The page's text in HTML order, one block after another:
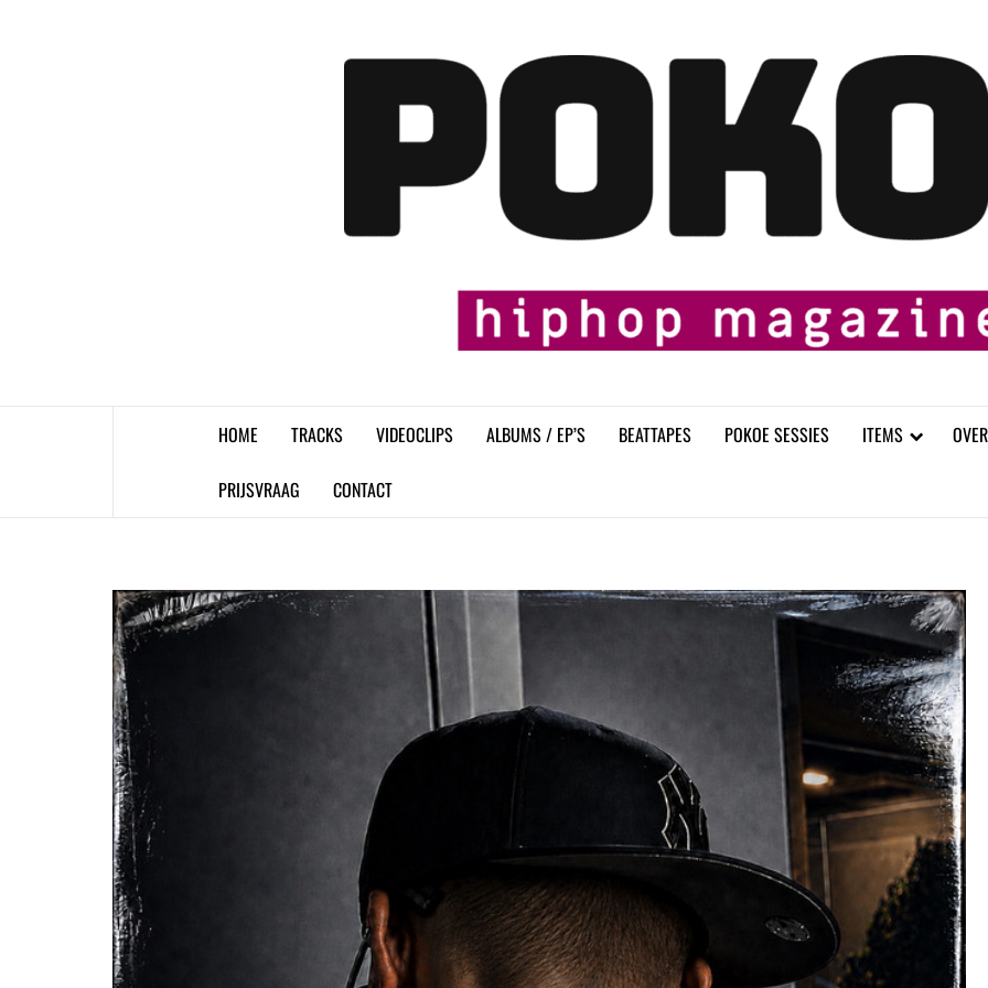
HOME TRACKS VIDEOCLIPS ALBUMS / EP’S BEATTAPES POKOE SESSIES ITEMS
PRIJSVRAAG CONTACT